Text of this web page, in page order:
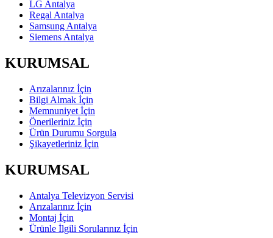
LG Antalya
Regal Antalya
Samsung Antalya
Siemens Antalya
KURUMSAL
Arızalarınız İçin
Bilgi Almak İçin
Memnuniyet İçin
Önerileriniz İçin
Ürün Durumu Sorgula
Şikayetleriniz İçin
KURUMSAL
Antalya Televizyon Servisi
Arızalarınız İçin
Montaj İçin
Ürünle İlgili Sorularınız İçin